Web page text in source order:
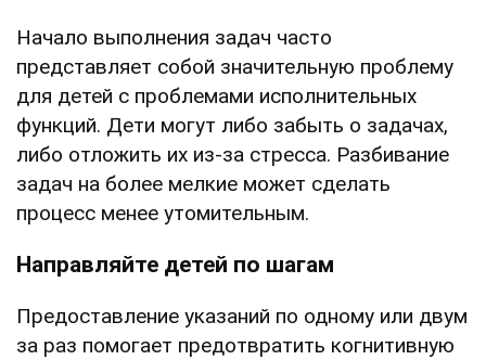
Начало выполнения задач часто
представляет собой значительную проблему
для детей с проблемами исполнительных
функций. Дети могут либо забыть о задачах,
либо отложить их из-за стресса. Разбивание
задач на более мелкие может сделать
процесс менее утомительным.
Направляйте детей по шагам
Предоставление указаний по одному или двум
за раз помогает предотвратить когнитивную